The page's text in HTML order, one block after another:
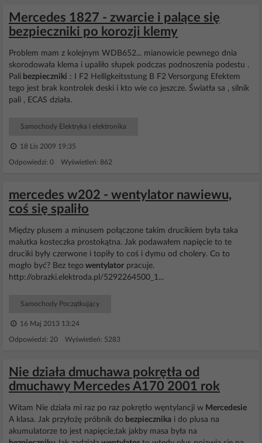
Mercedes 1827 - zwarcie i palące się
bezpieczniki po korozji klemy
Problem mam z kolejnym WDB652... mianowicie pewnego dnia
skorodowała klema i upaliło słupek podczas podnoszenia podestu .
Pali bezpieczniki : I F2 Helligkeitsstung B F2 Versorgung Efektem
tego jest brak kontrolek deski i kto wie co jeszcze. Światła sa , silnik
pali , ECAS działa.
Samochody Elektryka i elektronika
18 Lis 2009 19:35
Odpowiedzi: 0 Wyświetleń: 862
mercedes w202 - wentylator nawiewu,
coś się spaliło
Między plusem a minusem połączone takim drucikiem była taka
malutka kosteczka prostokątna. Jak podawałem napięcie to te
druciki były czerwone i topiły to coś i dymu od cholery. Co to
mogło być? Bez tego wentylator pracuje.
http://obrazki.elektroda.pl/5292264500_1...
Samochody Początkujący
16 Maj 2013 13:24
Odpowiedzi: 20 Wyświetleń: 5283
Nie działa dmuchawa pokrętła od
dmuchawy Mercedes A170 2001 rok
Witam Nie działa mi raz po raz pokrętło węntylancji w Mercedesie
A klasa. Jak przyłożę próbnik do bezpiecznika i do plusa na
akumulatorze to jest napięcie,tak jakby masa była na